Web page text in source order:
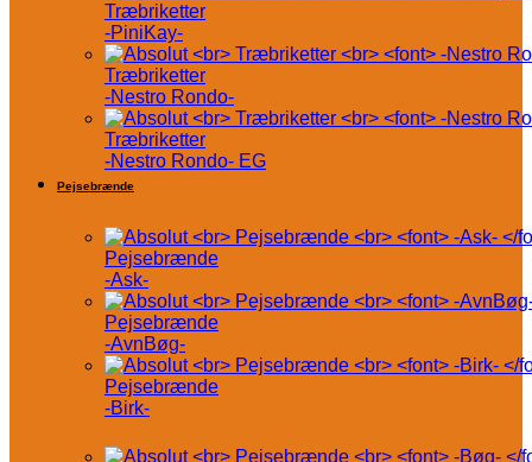
Træbriketter
-PiniKay-
Træbriketter
-Nestro Rondo-
Træbriketter
-Nestro Rondo- EG
Pejsebrænde
Pejsebrænde
-Ask-
Pejsebrænde
-AvnBøg-
Pejsebrænde
-Birk-